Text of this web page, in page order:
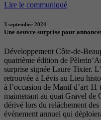
Lire le communiqué
3 septembre 2024
Une oeuvre surprise pour
Développement Côte-de-
quatrième édition de
surprise signée Laure Tixier.
retrouvée à Lévis au Lieu
à l’occasion de Manif d’art 11
maintenant au quai Gravel de
dérivé lors du relâchement
événement annuel qui